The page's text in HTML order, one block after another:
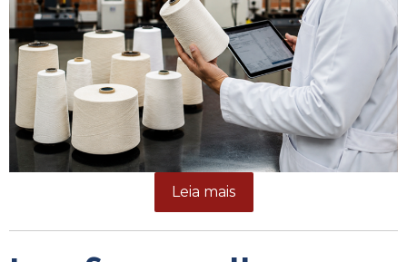
Leia mais